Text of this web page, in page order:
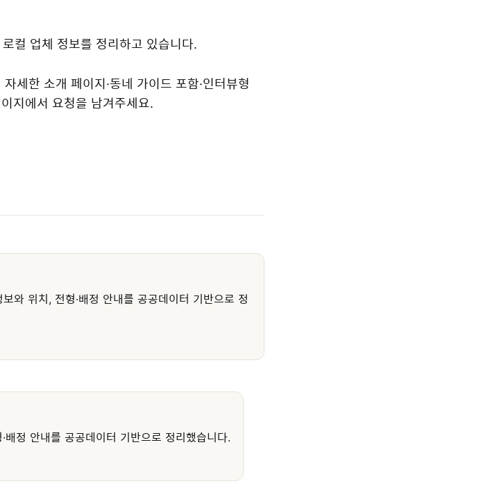
컬 업체 정보를 정리하고 있습니다.
세한 소개 페이지·동네 가이드 포함·인터뷰형
지에서 요청을 남겨주세요.
와 위치, 전형·배정 안내를 공공데이터 기반으로 정
정 안내를 공공데이터 기반으로 정리했습니다.